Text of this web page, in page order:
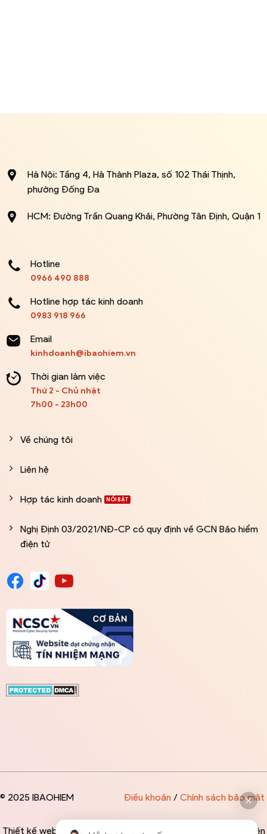
Hà Nội: Tầng 4, Hà Thành Plaza, số 102 Thái Thịnh,
phường Đống Đa
HCM: Đường Trần Quang Khải, Phường Tân Định, Quận 1
Hotline
0966 490 888
Hotline hợp tác kinh doanh
0983 918 966
Email
kinhdoanh@ibaohiem.vn
Thời gian làm việc
Thứ 2 - Chủ nhật
7h00 - 23h00
Về chúng tôi
Liên hệ
Hợp tác kinh doanh
Nghị Định 03/2021/NĐ-CP có quy định về GCN Bảo hiểm
điện tử
© 2025 IBAOHIEM
Thiết kế website độc quyền bởi IBAOHIEM - Mọi thông tin trên
Điều khoản/ Chính sách bảo mật